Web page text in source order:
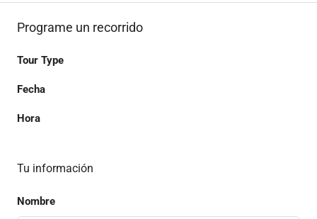
Programe un recorrido
Tour Type
Fecha
Hora
Tu información
Nombre